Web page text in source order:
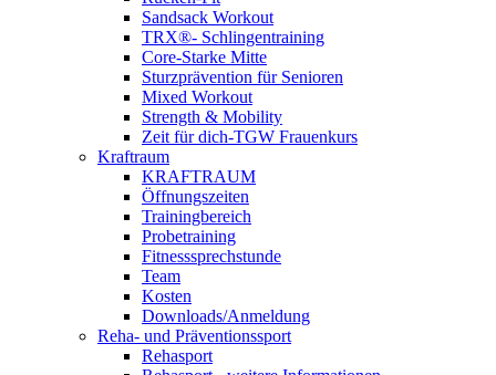
Sandsack Workout
TRX®- Schlingentraining
Core-Starke Mitte
Sturzprävention für Senioren
Mixed Workout
Strength & Mobility
Zeit für dich-TGW Frauenkurs
Kraftraum
KRAFTRAUM
Öffnungszeiten
Trainingbereich
Probetraining
Fitnesssprechstunde
Team
Kosten
Downloads/Anmeldung
Reha- und Präventionssport
Rehasport